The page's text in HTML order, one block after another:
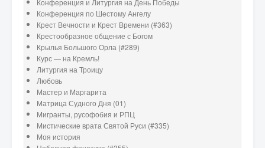
Конференция по Шестому Ангелу
Крест Вечности и Крест Времени (#363)
Крестообразное общение с Богом
Крылья Большого Орла (#289)
Курс — на Кремль!
Литургия на Троицу
Любовь
Мастер и Маргарита
Матрица Судного Дня (01)
Мигранты, русофобия и РПЦ
Мистические врата Святой Руси (#335)
Моя история